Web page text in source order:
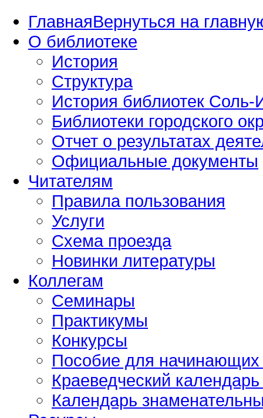
ГлавнаяВернуться на
О библиотеке
История
Структура
История библиотек Соль-
Библиотеки городского
Отчет о результатах
Официальные документы
Читателям
Правила пользования
Услуги
Схема проезда
Новинки литературы
Коллегам
Семинары
Практикумы
Конкурсы
Пособие для начинающих
Краеведческий
Календарь